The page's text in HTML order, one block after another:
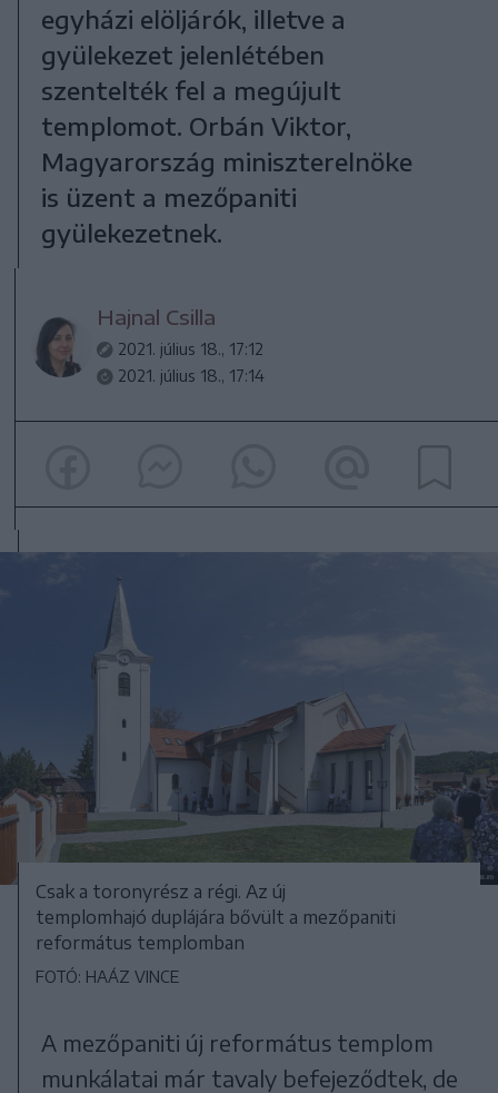
egyházi elöljárók, illetve a
gyülekezet jelenlétében
szentelték fel a megújult
templomot. Orbán Viktor,
Magyarország miniszterelnöke
is üzent a mezőpaniti
gyülekezetnek.
Hajnal Csilla
2021. július 18., 17:12
2021. július 18., 17:14
Csak a toronyrész a régi. Az új
templomhajó duplájára bővült a mezőpaniti
református templomban
FOTÓ: HAÁZ VINCE
A mezőpaniti új református templom
munkálatai már tavaly befejeződtek, de